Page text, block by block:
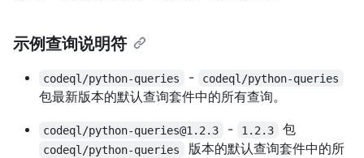
示例查询说明符
codeql/python-queries - codeql/python-queries
包最新版本的默认查询套件中的所有查询。
codeql/python-queries@1.2.3 - 1.2.3 包
codeql/python-queries
版本的默认查询套件中的所